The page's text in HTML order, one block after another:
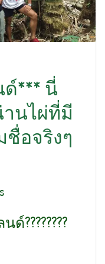
*** นี่
นไผ่ที่มี
อจริงๆ
????????